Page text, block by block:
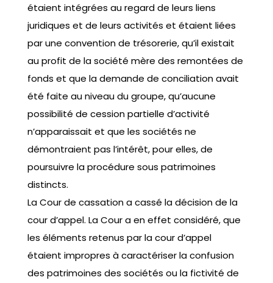
étaient intégrées au regard de leurs liens
juridiques et de leurs activités et étaient liées
par une convention de trésorerie, qu’il existait
au profit de la société mère des remontées de
fonds et que la demande de conciliation avait
été faite au niveau du groupe, qu’aucune
possibilité de cession partielle d’activité
n’apparaissait et que les sociétés ne
démontraient pas l’intérêt, pour elles, de
poursuivre la procédure sous patrimoines
distincts.
La Cour de cassation a cassé la décision de la
cour d’appel. La Cour a en effet considéré, que
les éléments retenus par la cour d’appel
étaient impropres à caractériser la confusion
des patrimoines des sociétés ou la fictivité de